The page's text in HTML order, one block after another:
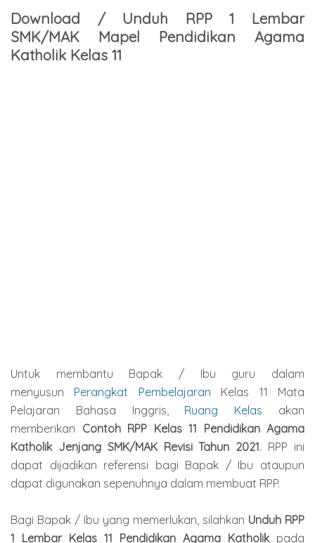
Download / Unduh RPP 1 Lembar
SMK/MAK Mapel Pendidikan Agama
Katholik Kelas 11
Untuk membantu Bapak / Ibu guru dalam
menyusun Perangkat Pembelajaran Kelas 11 Mata
Pelajaran Bahasa Inggris, Ruang Kelas akan
memberikan Contoh RPP Kelas 11 Pendidikan Agama
Katholik Jenjang SMK/MAK Revisi Tahun 2021. RPP ini
dapat dijadikan referensi bagi Bapak / Ibu ataupun
dapat digunakan sepenuhnya dalam membuat RPP.
Bagi Bapak / Ibu yang memerlukan, silahkan Unduh RPP
1 Lembar Kelas 11 Pendidikan Agama Katholik pada